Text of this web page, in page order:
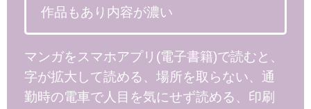
作品もあり内容が濃い
マンガをスマホアプリ(電子書籍)で読むと、
字が拡大して読める、場所を取らない、通
勤時の電車で人目を気にせず読める、印刷